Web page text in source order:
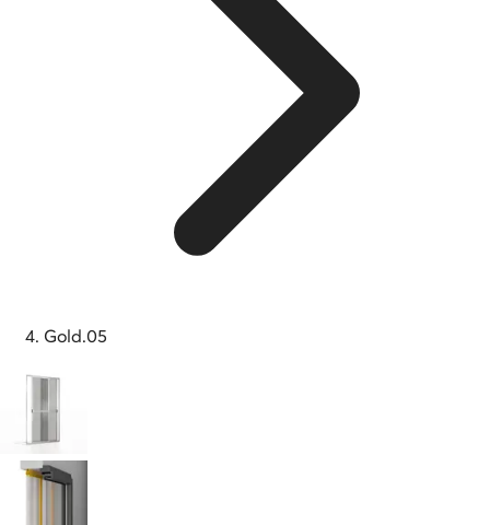
Gold.05